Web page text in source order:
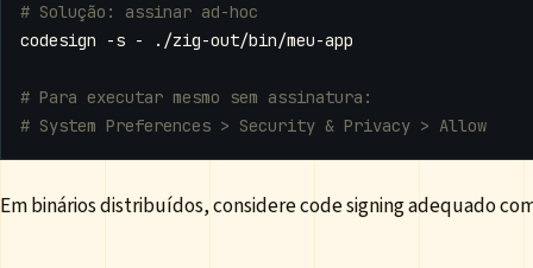
# Solução: assinar ad-hoc
# Para executar mesmo sem assinatura:
# System Preferences > Security & Privacy > Allow
Em binários distribuídos, considere code signing adequado